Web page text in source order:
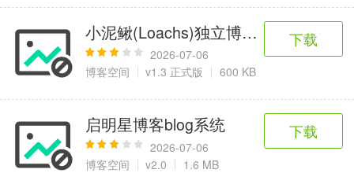
医疗健康
6千+款应用
母婴育儿
2百+款应用
趣味娱乐
3千+款应用
9百+款应用
小泥鳅(Loachs)独立博客编译版
2026-07-06
博客空间
v1.3 正式版 600 KB
下载
启明星博客blog系统
2026-07-06
博客空间
v2.0 1.6 MB
下载